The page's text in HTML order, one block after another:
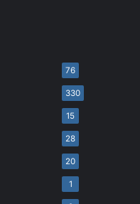
76
330
15
28
20
1